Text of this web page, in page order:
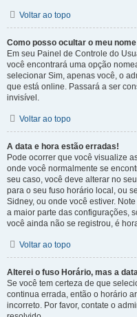
Voltar ao topo
Como posso ocultar o meu
Em seu Painel de Controle do
você encontrará uma opção
selecionar Sim, apenas você, o
que está online. Passará a ser
invisível.
Voltar ao topo
A data e hora estão erradas!
Pode ocorrer que você visualize
onde você normalmente se
seu caso, você deve alterar no
para o seu fuso horário local, ou
Sidney, ou onde você estiver.
a maior parte das configurações,
você ainda não se registrou, é
Voltar ao topo
Alterei o fuso Horário, mas a
Se você tem certeza de que
continua errada, então o horário
incorreto. Por favor, contate o